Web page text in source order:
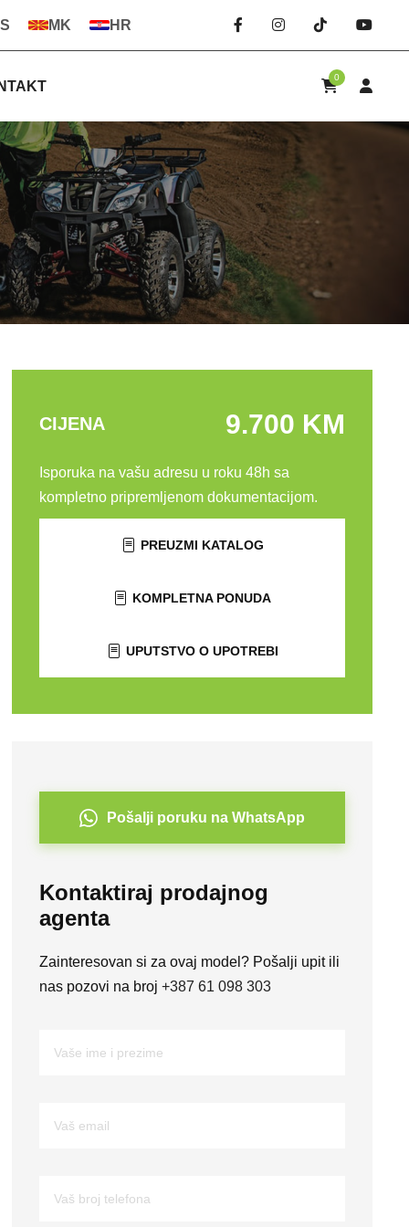
MK HR
0
CIJENA 9.700 KM
Isporuka na vašu adresu u roku 48h sa
kompletno pripremljenom dokumentacijom.
PREUZMI KATALOG
KOMPLETNA PONUDA
UPUTSTVO O UPOTREBI
Pošalji poruku na WhatsApp
Kontaktiraj prodajnog
agenta
Zainteresovan si za ovaj model? Pošalji upit ili
nas pozovi na broj+387 61 098 303